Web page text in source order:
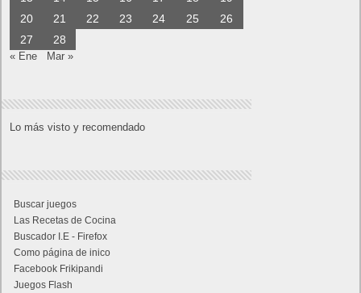
20
21 22 23 24 25
26
27
28
« Ene Mar »
Lo más visto y recomendado
Buscar juegos
Las Recetas de Cocina
Buscador I.E - Firefox
Como página de inico
Facebook Frikipandi
Juegos Flash